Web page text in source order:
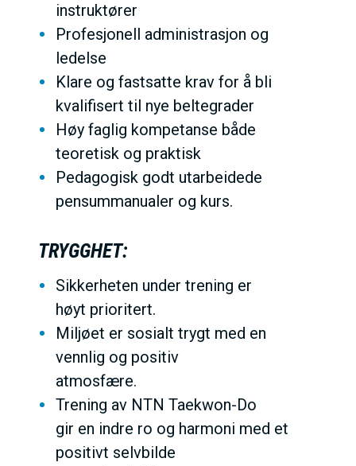
instruktører
Profesjonell administrasjon og
ledelse
Klare og fastsatte krav for å bli
kvalifisert til nye beltegrader
Høy faglig kompetanse både
teoretisk og praktisk
Pedagogisk godt utarbeidede
pensummanualer og kurs.
TRYGGHET:
Sikkerheten under trening er
høyt prioritert.
Miljøet er sosialt trygt med en
vennlig og positiv
atmosfære.
Trening av NTN Taekwon-Do
gir en indre ro og harmoni med et
positivt selvbilde